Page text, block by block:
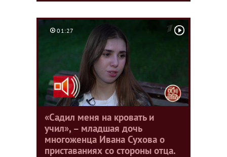
01:27
«Садил меня на кровать и
учил», – младшая дочь
многоженца Ивана Сухова о
приставаниях со стороны отца.